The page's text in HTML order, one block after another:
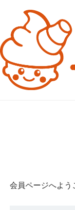
会員ページへよう